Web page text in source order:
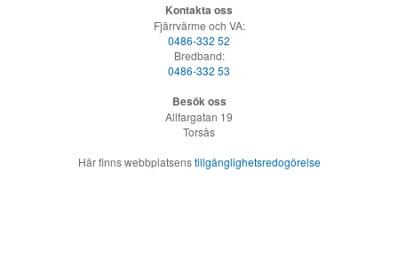
Kontakta oss
Fjärrvärme och VA:
0486-332 52
Bredband:
0486-332 53
Besök oss
Allfargatan 19
Torsås
Här finns webbplatsenstillgänglighetsredogörelse